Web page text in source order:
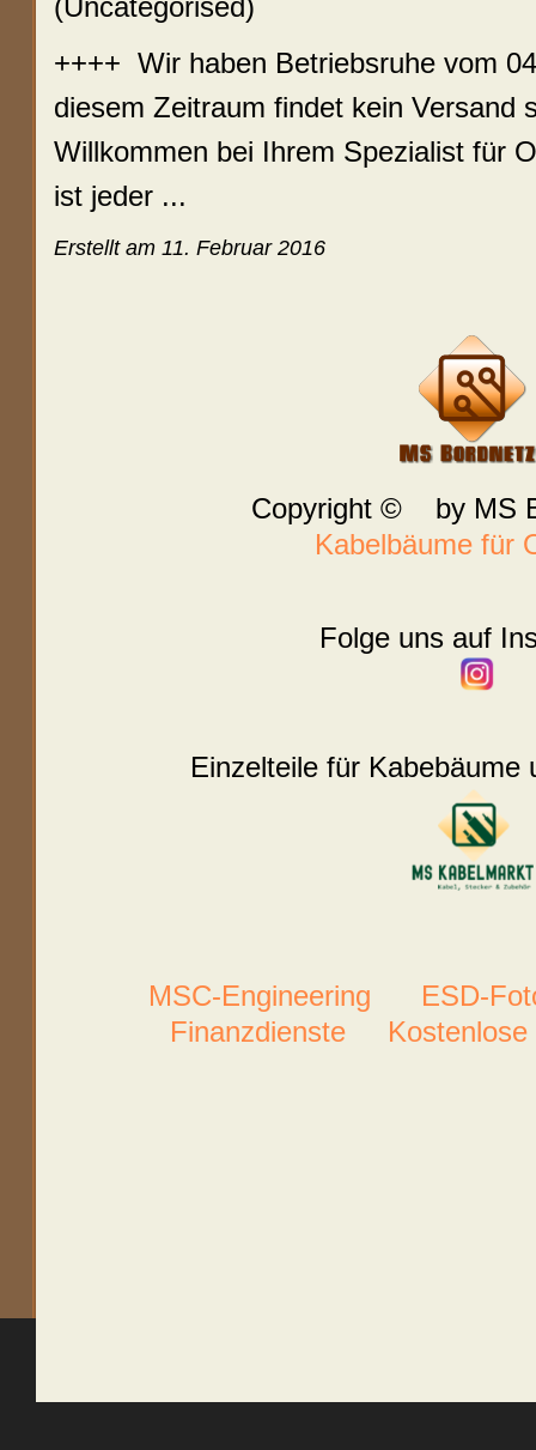
(Uncategorised)
++++ Wir haben Betriebsruhe vom
diesem Zeitraum findet kein
Willkommen bei Ihrem Spezialist für
ist jeder ...
Erstellt am 11. Februar 2016
Copyright © by MS
Kabelbäume für
Folge uns auf
Einzelteile für Kabebäume
MSC-Engineering
ESD-
Finanzdienste